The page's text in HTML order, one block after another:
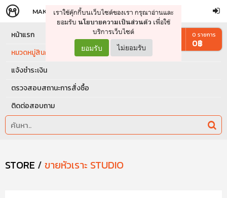
จัดการรถเข็น ดำเนินการต่อ
MAKERS STORE
เราใช้คุ๊กกี้บนเว็บไซต์ของเรา กรุณาอ่านและ
ยอมรับ นโยบายความเป็นส่วนตัว เพื่อใช้
บริการเว็บไซต์
ยอมรับ ไม่ยอมรับ
หน้าแรก
หมวดหมู่สินค้า
แจ้งชำระเงิน
ตรวจสอบสถานะการสั่งซื้อ
ติดต่อสอบถาม
0 รายการ
0฿
STORE / ขายหัวเราะ STUDIO